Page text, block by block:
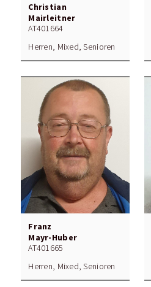
Christian
Mairleitner
AT401664
Herren, Mixed, Senioren
Franz
Mayr-Huber
AT401665
Herren, Mixed, Senioren